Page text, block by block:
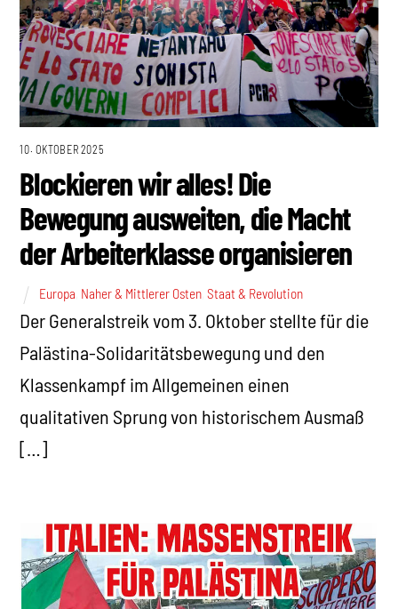
10. OKTOBER 2025
Blockieren wir alles! Die
Bewegung ausweiten, die Macht
der Arbeiterklasse organisieren
Europa Naher & Mittlerer Osten ,Staat & Revolution
Der Generalstreik vom 3. Oktober stellte für die
Palästina-Solidaritätsbewegung und den
Klassenkampf im Allgemeinen einen
qualitativen Sprung von historischem Ausmaß
[…]